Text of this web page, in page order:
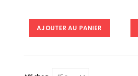
AJOUTER AU PANIER